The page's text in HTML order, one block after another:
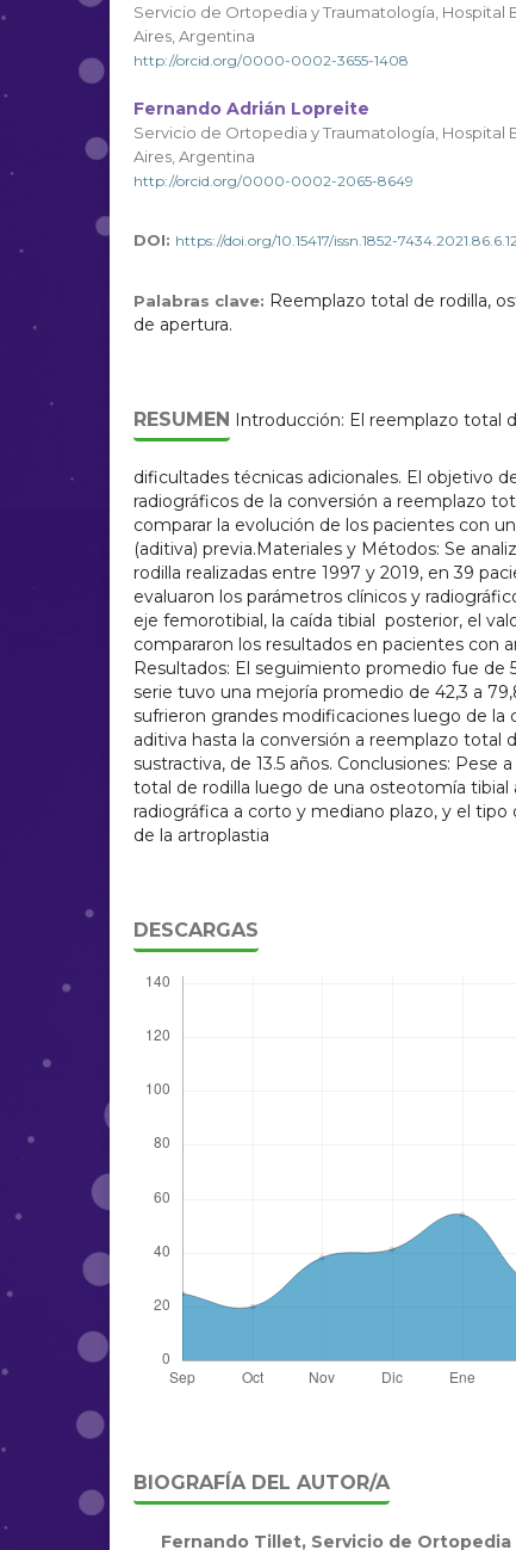
Servicio de Ortopedia y Traumatología, Hospital
Aires, Argentina
http://orcid.org/0000-0002-3655-1408
Fernando Adrián Lopreite
Servicio de Ortopedia y Traumatología, Hospital
Aires, Argentina
http://orcid.org/0000-0002-2065-8649
DOI: https://doi.org/10.15417/issn.1852-
Palabras clave: Reemplazo total de rodilla,
de apertura.
RESUMEN Introducción: El reemplazo total
dificultades técnicas adicionales. El objetivo
radiográficos de la conversión a reemplazo
comparar la evolución de los pacientes con
(aditiva) previa.Materiales y Métodos: Se
rodilla realizadas entre 1997 y 2019, en 39
evaluaron los parámetros clínicos y
eje femorotibial, la caída tibial posterior, el
compararon los resultados en pacientes con
Resultados: El seguimiento promedio fue de
serie tuvo una mejoría promedio de 42,3 a
sufrieron grandes modificaciones luego de
aditiva hasta la conversión a reemplazo total
sustractiva, de 13.5 años. Conclusiones:
total de rodilla luego de una osteotomía
radiográfica a corto y mediano plazo, y el
de la artroplastia
DESCARGAS
BIOGRAFÍA DEL AUTOR/A
Fernando Tillet, Servicio de